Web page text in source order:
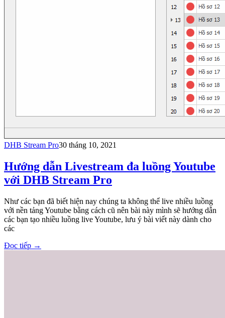
DHB Stream Pro30 tháng 10, 2021
Hướng dẫn Livestream đa luồng Youtube
với DHB Stream Pro
Như các bạn đã biết hiện nay chúng ta không thể live nhiều luồng
với nền tảng Youtube bằng cách cũ nên bài này mình sẽ hướng dẫn
các bạn tạo nhiều luồng live Youtube, lưu ý bài viết này dành cho
các
Đọc tiếp →